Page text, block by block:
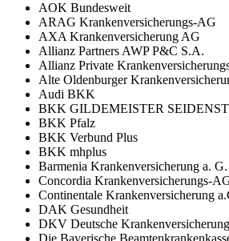
AOK Bundesweit
ARAG Krankenversicherungs-AG
AXA Krankenversicherung AG
Allianz Partners AWP P&C S.A.
Allianz Private
Alte Oldenburger
Audi BKK
BKK GILDEMEISTER
BKK Pfalz
BKK Verbund Plus
BKK mhplus
Barmenia Krankenversicherung a. G.
Concordia Krankenversicherungs-
Continentale Krankenversicherung
DAK Gesundheit
DKV Deutsche
Die Bayerische